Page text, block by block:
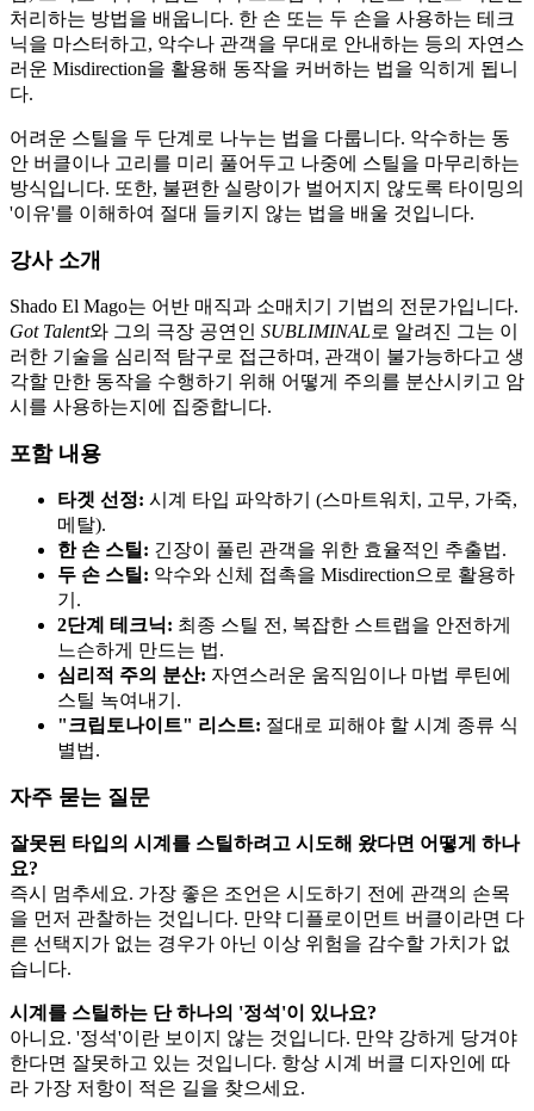
처리하는 방법을 배웁니다. 한 손 또는 두 손을 사용하는 테크
닉을 마스터하고, 악수나 관객을 무대로 안내하는 등의 자연스
러운 Misdirection을 활용해 동작을 커버하는 법을 익히게 됩니
다.
어려운 스틸을 두 단계로 나누는 법을 다룹니다. 악수하는 동
안 버클이나 고리를 미리 풀어두고 나중에 스틸을 마무리하는
방식입니다. 또한, 불편한 실랑이가 벌어지지 않도록 타이밍의
'이유'를 이해하여 절대 들키지 않는 법을 배울 것입니다.
강사 소개
Shado El Mago는 어반 매직과 소매치기 기법의 전문가입니다.
Got Talent와 그의 극장 공연인 SUBLIMINAL로 알려진 그는 이
러한 기술을 심리적 탐구로 접근하며, 관객이 불가능하다고 생
각할 만한 동작을 수행하기 위해 어떻게 주의를 분산시키고 암
시를 사용하는지에 집중합니다.
포함 내용
타겟 선정: 시계 타입 파악하기 (스마트워치, 고무, 가죽,
메탈).
한 손 스틸: 긴장이 풀린 관객을 위한 효율적인 추출법.
두 손 스틸: 악수와 신체 접촉을 Misdirection으로 활용하
기.
2단계 테크닉: 최종 스틸 전, 복잡한 스트랩을 안전하게
느슨하게 만드는 법.
심리적 주의 분산: 자연스러운 움직임이나 마법 루틴에
스틸 녹여내기.
"크립토나이트" 리스트: 절대로 피해야 할 시계 종류 식
별법.
자주 묻는 질문
잘못된 타입의 시계를 스틸하려고 시도해 왔다면 어떻게 하나
요?
즉시 멈추세요. 가장 좋은 조언은 시도하기 전에 관객의 손목
을 먼저 관찰하는 것입니다. 만약 디플로이먼트 버클이라면 다
른 선택지가 없는 경우가 아닌 이상 위험을 감수할 가치가 없
습니다.
시계를 스틸하는 단 하나의 '정석'이 있나요?
아니요. '정석'이란 보이지 않는 것입니다. 만약 강하게 당겨야
한다면 잘못하고 있는 것입니다. 항상 시계 버클 디자인에 따
라 가장 저항이 적은 길을 찾으세요.